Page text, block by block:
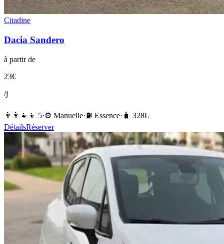
Citadine
Dacia Sandero
à partir de
23€
/j
👨‍👩‍👧‍👦 5·⚙️ Manuelle·⛽️ Essence· 🧳 328L
DétailsRéserver